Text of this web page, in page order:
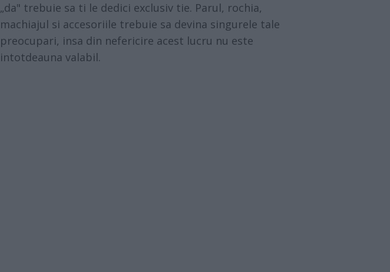
„da" trebuie sa ti le dedici exclusiv tie. Parul, rochia,
machiajul si accesoriile trebuie sa devina singurele tale
preocupari, insa din nefericire acest lucru nu este
intotdeauna valabil.